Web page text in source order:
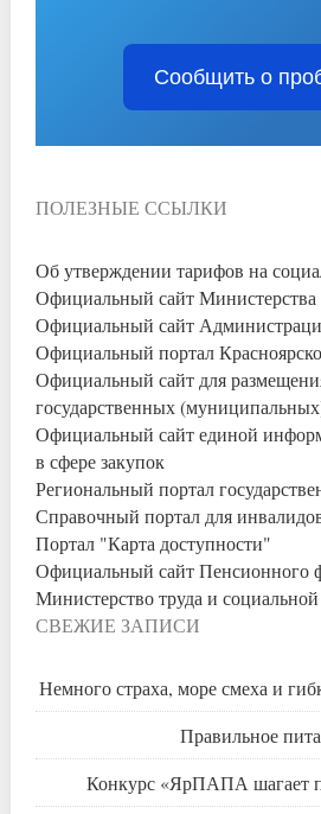
Сообщить о
ПОЛЕЗНЫЕ ССЫЛКИ
Об утверждении тарифов на
Официальный сайт Министерства
Официальный сайт
Официальный портал
Официальный сайт для
государственных
Официальный сайт единой
в сфере закупок
Региональный портал
Справочный портал для
Портал "Карта доступности"
Официальный сайт Пенсионного
Министерство труда и
СВЕЖИЕ ЗАПИСИ
Немного страха, море смеха и
Правильное
Конкурс «ЯрПАПА шагает